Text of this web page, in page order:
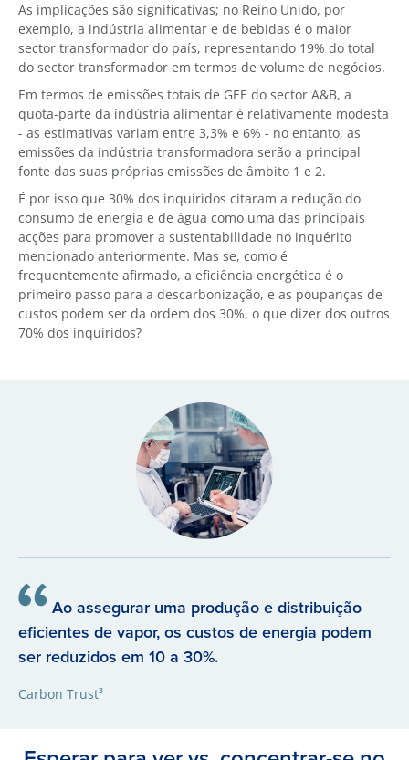
As implicações são significativas; no Reino Unido, por
exemplo, a indústria alimentar e de bebidas é o maior
sector transformador do país, representando 19% do total
do sector transformador em termos de volume de negócios.
Em termos de emissões totais de GEE do sector A&B, a
quota-parte da indústria alimentar é relativamente modesta
- as estimativas variam entre 3,3% e 6% - no entanto, as
emissões da indústria transformadora serão a principal
fonte das suas próprias emissões de âmbito 1 e 2.
É por isso que 30% dos inquiridos citaram a redução do
consumo de energia e de água como uma das principais
acções para promover a sustentabilidade no inquérito
mencionado anteriormente. Mas se, como é
frequentemente afirmado, a eficiência energética é o
primeiro passo para a descarbonização, e as poupanças de
custos podem ser da ordem dos 30%, o que dizer dos outros
70% dos inquiridos?
Ao assegurar uma produção e distribuição
eficientes de vapor, os custos de energia podem
ser reduzidos em 10 a 30%.
Carbon Trust³